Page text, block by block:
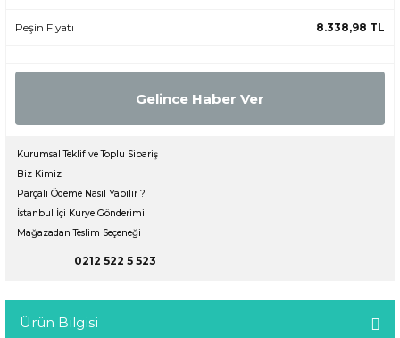
Peşin Fiyatı 8.338,98 TL
Gelince Haber Ver
Kurumsal Teklif ve Toplu Sipariş
Biz Kimiz
Parçalı Ödeme Nasıl Yapılır ?
İstanbul İçi Kurye Gönderimi
Mağazadan Teslim Seçeneği
0212 522 5 523
Ürün Bilgisi